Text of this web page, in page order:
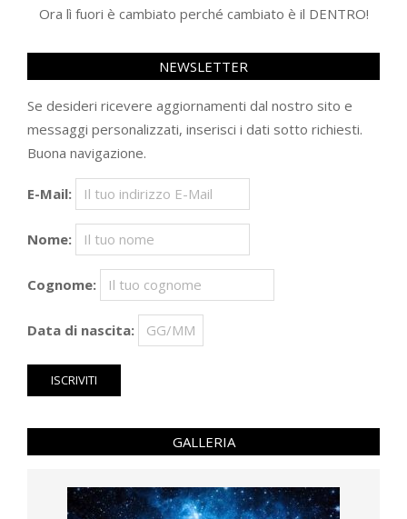
Ora lì fuori è cambiato perché cambiato è il DENTRO!
NEWSLETTER
Se desideri ricevere aggiornamenti dal nostro sito e
messaggi personalizzati, inserisci i dati sotto richiesti.
Buona navigazione.
E-Mail:
Nome:
Cognome:
Data di nascita:
GALLERIA